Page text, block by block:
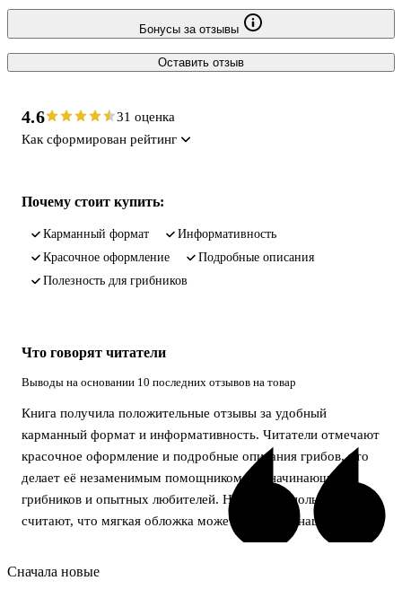
Бонусы за отзывы
Оставить отзыв
4.6
31 оценка
Как сформирован рейтинг
Почему стоит купить:
карманный формат
информативность
красочное оформление
подробные описания
полезность для грибников
Что говорят читатели
Выводы на основании 10 последних отзывов на товар
Книга получила положительные отзывы за удобный
карманный формат и информативность. Читатели отмечают
красочное оформление и подробные описания грибов, что
делает её незаменимым помощником для начинающих
грибников и опытных любителей. Некоторые пользователи
считают, что мягкая обложка может быстро изнашиваться.
Сначала новые